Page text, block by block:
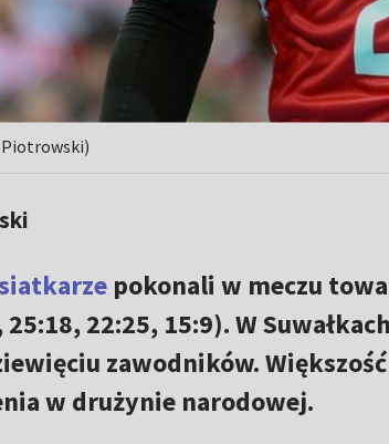
pokonali w meczu
25:18, 22:25, 15:9). W
zawodników.
w drużynie narodowej.